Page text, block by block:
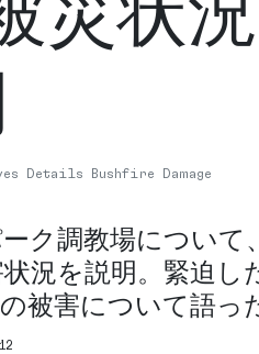
Details Bushfire Damage
ク調教場について
況を説明。緊迫し
被害について語っ